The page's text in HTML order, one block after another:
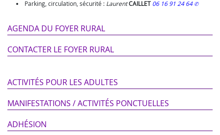
Parking, circulation, sécurité : LaurentCAILLET 06 16 91 24 64
AGENDA DU FOYER RURAL
CONTACTER LE FOYER RURAL
ACTIVITÉS POUR LES ADULTES
MANIFESTATIONS / ACTIVITÉS PONCTUELLES
ADHÉSION